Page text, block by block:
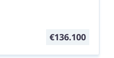
€136.100